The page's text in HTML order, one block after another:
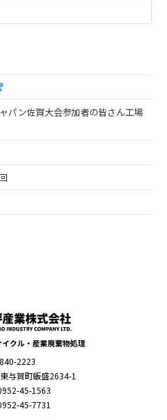
パン佐賀大会参加者の皆さん工場
クル・産業廃棄物処理
2223
与賀町飯盛2634-1
45-1563
45-7731